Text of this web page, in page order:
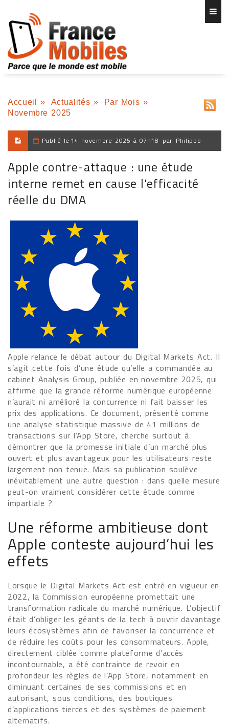
Accueil » Actualités » Par Mois »
Novembre 2025
Publié le 14 novembre 2025 à 07h18 par Philippe
Apple contre-attaque : une étude
interne remet en cause l'efficacité
réelle du DMA
Apple relance le débat autour du Digital Markets Act. Il
s’agit cette fois d’une étude qu’elle a commandée au
cabinet Analysis Group, publiée en novembre 2025, qui
affirme que la grande réforme numérique européenne
n’aurait ni amélioré la concurrence ni fait baisser les
prix des applications. Ce document, présenté comme
une analyse statistique massive de 41 millions de
transactions sur l’App Store, cherche surtout à
démontrer que la promesse initiale d’un marché plus
ouvert et plus avantageux pour les utilisateurs reste
largement non tenue. Mais sa publication soulève
inévitablement une autre question : dans quelle mesure
peut-on vraiment considérer cette étude comme
impartiale ?
Une réforme ambitieuse dont
Apple conteste aujourd’hui les
effets
Lorsque le Digital Markets Act est entré en vigueur en
2022, la Commission européenne promettait une
transformation radicale du marché numérique. L’objectif
était d’obliger les géants de la tech à ouvrir davantage
leurs écosystèmes afin de favoriser la concurrence et
de réduire les coûts pour les consommateurs. Apple,
directement ciblée comme plateforme d’accès
incontournable, a été contrainte de revoir en
profondeur les règles de l’App Store, notamment en
diminuant certaines de ses commissions et en
autorisant, sous conditions, des boutiques
d’applications tierces et des systèmes de paiement
alternatifs.